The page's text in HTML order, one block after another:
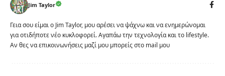
Jim Taylor
Γεια σου είμαι ο Jim Taylor, μου αρέσει να ψάχνω και να ενημερώνομαι
για οτιδήποτε νέο κυκλοφορεί. Αγαπάω την τεχνολογία και το lifestyle.
Αν θες να επικοινωνήσεις μαζί μου μπορείς στο mail μου